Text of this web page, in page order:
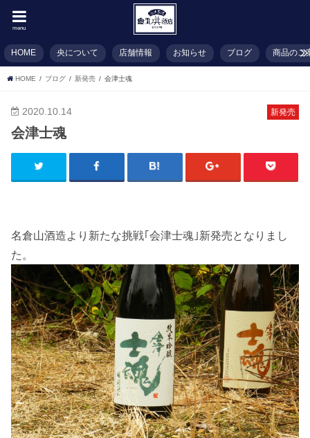
menu
HOME 央について 店舗情報 お知らせ ブログ 商品のご
HOME ブログ 新発売 会津士魂
新発売
2020.10.14
会津士魂
名倉山酒造より新たな挑戦｢会津士魂｣新発売となりまし
た。